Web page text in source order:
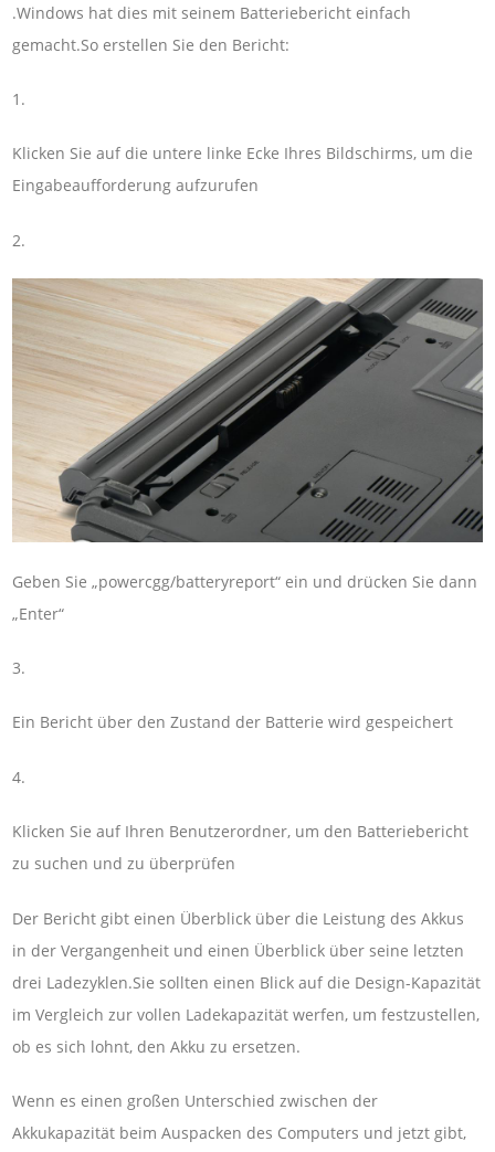
.Windows hat dies mit seinem Batteriebericht einfach
gemacht.So erstellen Sie den Bericht:
1.
Klicken Sie auf die untere linke Ecke Ihres Bildschirms, um die
Eingabeaufforderung aufzurufen
2.
Geben Sie „powercgg/batteryreport“ ein und drücken Sie dann
„Enter“
3.
Ein Bericht über den Zustand der Batterie wird gespeichert
4.
Klicken Sie auf Ihren Benutzerordner, um den Batteriebericht
zu suchen und zu überprüfen
Der Bericht gibt einen Überblick über die Leistung des Akkus
in der Vergangenheit und einen Überblick über seine letzten
drei Ladezyklen.Sie sollten einen Blick auf die Design-Kapazität
im Vergleich zur vollen Ladekapazität werfen, um festzustellen,
ob es sich lohnt, den Akku zu ersetzen.
Wenn es einen großen Unterschied zwischen der
Akkukapazität beim Auspacken des Computers und jetzt gibt,